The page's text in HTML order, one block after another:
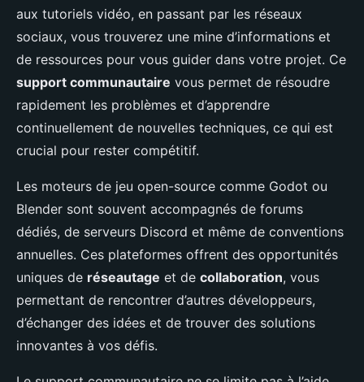
aux tutoriels vidéo, en passant par les réseaux
sociaux, vous trouverez une mine d’informations et
de ressources pour vous guider dans votre projet. Ce
support communautaire vous permet de résoudre
rapidement les problèmes et d’apprendre
continuellement de nouvelles techniques, ce qui est
crucial pour rester compétitif.
Les moteurs de jeu open-source comme Godot ou
Blender sont souvent accompagnés de forums
dédiés, de serveurs Discord et même de conventions
annuelles. Ces plateformes offrent des opportunités
uniques de réseautage et de collaboration, vous
permettant de rencontrer d’autres développeurs,
d’échanger des idées et de trouver des solutions
innovantes à vos défis.